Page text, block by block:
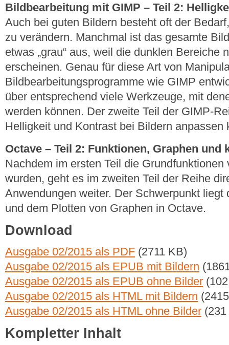
Bildbearbeitung mit GIMP – Teil 2:
Auch bei guten Bildern besteht oft der
zu verändern. Manchmal ist das gesamte
etwas „grau“ aus, weil die dunklen Bereiche
erscheinen. Genau für diese Art von
Bildbearbeitungsprogramme wie GIMP
über entsprechend viele Werkzeuge, mit
werden können. Der zweite Teil der GIMP-
Helligkeit und Kontrast bei Bildern anpassen
Octave – Teil 2: Funktionen, Graphen und
Nachdem im ersten Teil die
wurden, geht es im zweiten Teil der Reihe
Anwendungen weiter. Der Schwerpunkt liegt
und dem Plotten von Graphen in Octave.
Download
Ausgabe 02/2015 als PDF (2711 KB)
Ausgabe 02/2015 als EPUB mit Bildern
Ausgabe 02/2015 als EPUB ohne Bilder
Ausgabe 02/2015 als HTML mit Bildern
Ausgabe 02/2015 als HTML ohne Bilder
Kompletter Inhalt